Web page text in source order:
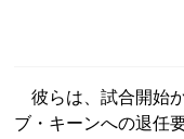
彼らは、試合開始
ブ・キーンへの退任